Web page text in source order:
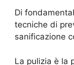
Di
tecniche di
sanificazione
La pulizia è la